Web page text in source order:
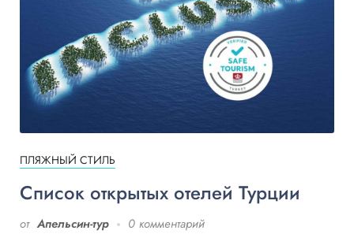
ПЛЯЖНЫЙ СТИЛЬ
Список открытых отелей Турции
от Апельсин-тур 0 комментарий